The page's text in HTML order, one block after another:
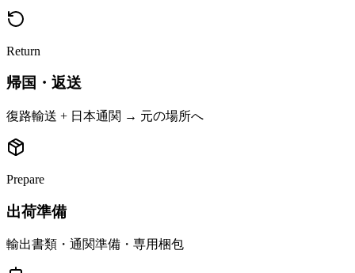
Return
帰国・返送
復路輸送 + 日本通関 → 元の場所へ
Prepare
出荷準備
輸出書類・通関準備・専用梱包